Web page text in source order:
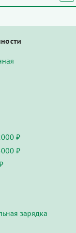
₽
₽
зарядка